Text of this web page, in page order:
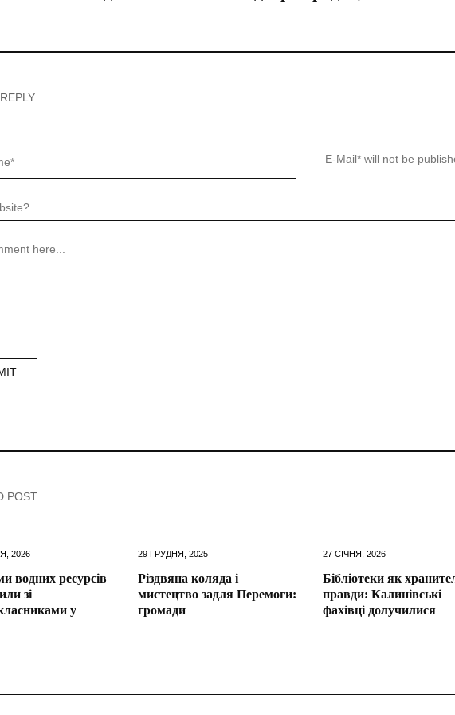
POST
2026
водних ресурсів
зі
у
29 ГРУДНЯ, 2025
Різдвяна коляда і
мистецтво задля Перемоги:
громади
27 СІЧНЯ, 2026
Бібліотеки як
правди: Калинівські
фахівці долучилися